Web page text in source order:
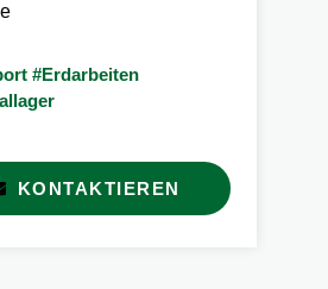
#Erdarbeiten
KONTAKTIEREN